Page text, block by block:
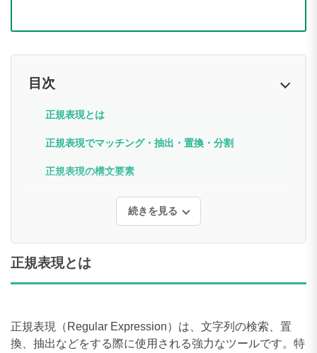
目次
正規表現とは
正規表現でマッチング・抽出・置換・分割
正規表現の構文要素
続きを見る
正規表現とは
正規表現（Regular Expression）は、文字列の検索、置
換、抽出などをする際に使用される強力なツールです。特